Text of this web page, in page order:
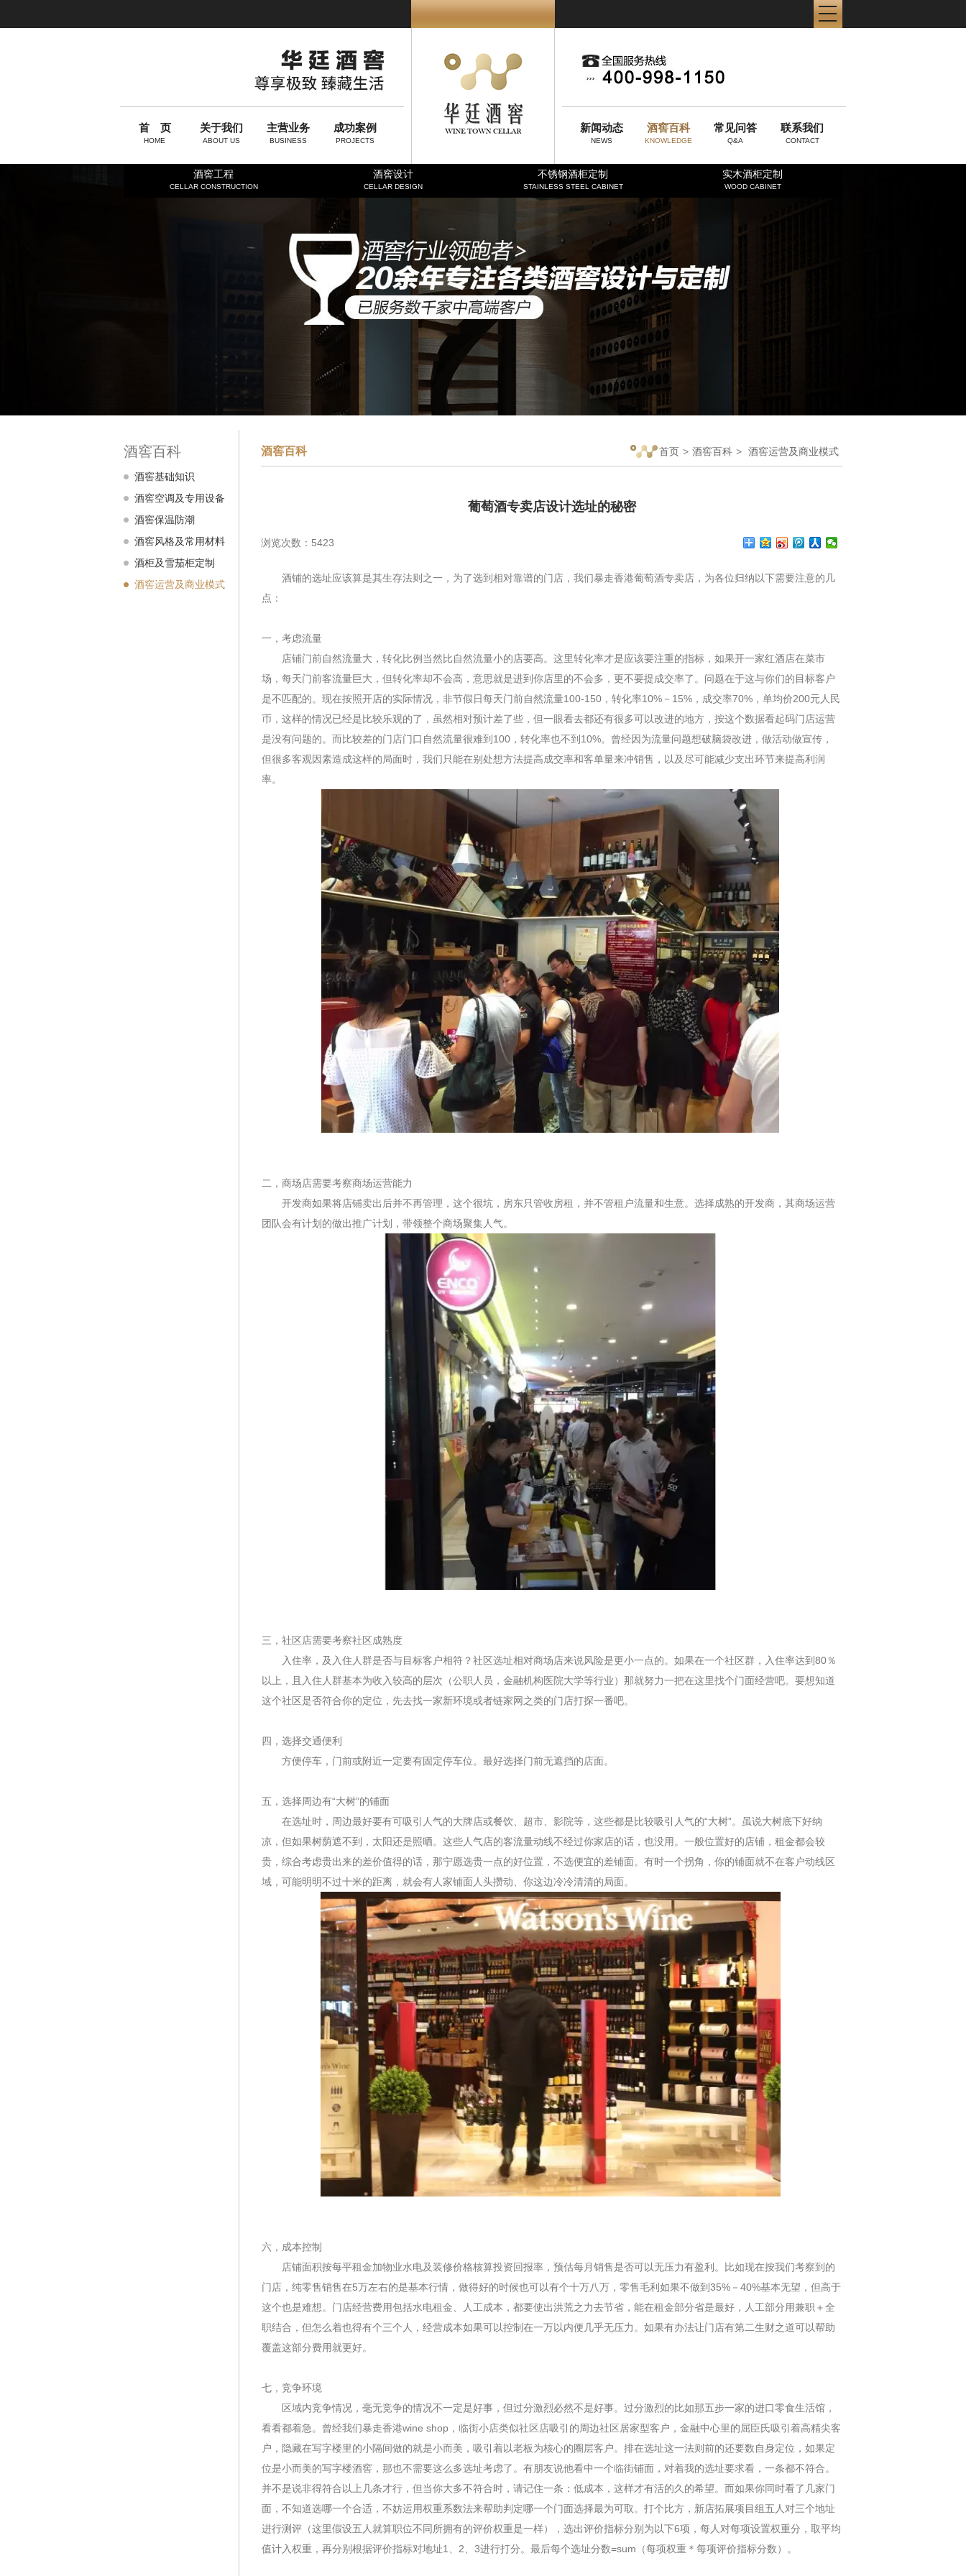
首 页
HOME
关于我们
ABOUT US
主营业务
BUSINESS
成功案例
PROJECTS
新闻动态
NEWS
酒窖百科
KNOWLEDGE
常见问答
Q&A
联系我们
CONTACT
酒窖工程
CELLAR CONSTRUCTION
酒窖设计
CELLAR DESIGN
不锈钢酒柜定制
STAINLESS STEEL CABINET
实木酒柜定制
WOOD CABINET
酒窖百科
酒窖基础知识
酒窖空调及专用设备
酒窖保温防潮
酒窖风格及常用材料
酒柜及雪茄柜定制
酒窖运营及商业模式
酒窖百科 首页 > 酒窖百科 > 酒窖运营及商业模式
葡萄酒专卖店设计选址的秘密
浏览次数：5423
酒铺的选址应该算是其生存法则之一，为了选到相对靠谱的门店，我们暴走香港葡萄酒专卖店，为各位归纳以下需要注意的几
点：
一，考虑流量
店铺门前自然流量大，转化比例当然比自然流量小的店要高。这里转化率才是应该要注重的指标，如果开一家红酒店在菜市
场，每天门前客流量巨大，但转化率却不会高，意思就是进到你店里的不会多，更不要提成交率了。问题在于这与你们的目标客户
是不匹配的。现在按照开店的实际情况，非节假日每天门前自然流量100-150，转化率10%－15%，成交率70%，单均价200元人民
币，这样的情况已经是比较乐观的了，虽然相对预计差了些，但一眼看去都还有很多可以改进的地方，按这个数据看起码门店运营
是没有问题的。而比较差的门店门口自然流量很难到100，转化率也不到10%。曾经因为流量问题想破脑袋改进，做活动做宣传，
但很多客观因素造成这样的局面时，我们只能在别处想方法提高成交率和客单量来冲销售，以及尽可能减少支出环节来提高利润
率。
二，商场店需要考察商场运营能力
开发商如果将店铺卖出后并不再管理，这个很坑，房东只管收房租，并不管租户流量和生意。选择成熟的开发商，其商场运营
团队会有计划的做出推广计划，带领整个商场聚集人气。
三，社区店需要考察社区成熟度
入住率，及入住人群是否与目标客户相符？社区选址相对商场店来说风险是更小一点的。如果在一个社区群，入住率达到80％
以上，且入住人群基本为收入较高的层次（公职人员，金融机构医院大学等行业）那就努力一把在这里找个门面经营吧。要想知道
这个社区是否符合你的定位，先去找一家新环境或者链家网之类的门店打探一番吧。
四，选择交通便利
方便停车，门前或附近一定要有固定停车位。最好选择门前无遮挡的店面。
五，选择周边有“大树”的铺面
在选址时，周边最好要有可吸引人气的大牌店或餐饮、超市、影院等，这些都是比较吸引人气的“大树”。虽说大树底下好纳
凉，但如果树荫遮不到，太阳还是照晒。这些人气店的客流量动线不经过你家店的话，也没用。一般位置好的店铺，租金都会较
贵，综合考虑贵出来的差价值得的话，那宁愿选贵一点的好位置，不选便宜的差铺面。有时一个拐角，你的铺面就不在客户动线区
域，可能明明不过十米的距离，就会有人家铺面人头攒动、你这边冷冷清清的局面。
六，成本控制
店铺面积按每平租金加物业水电及装修价格核算投资回报率，预估每月销售是否可以无压力有盈利。比如现在按我们考察到的
门店，纯零售销售在5万左右的是基本行情，做得好的时候也可以有个十万八万，零售毛利如果不做到35%－40%基本无望，但高于
这个也是难想。门店经营费用包括水电租金、人工成本，都要使出洪荒之力去节省，能在租金部分省是最好，人工部分用兼职＋全
职结合，但怎么着也得有个三个人，经营成本如果可以控制在一万以内便几乎无压力。如果有办法让门店有第二生财之道可以帮助
覆盖这部分费用就更好。
七，竞争环境
区域内竞争情况，毫无竞争的情况不一定是好事，但过分激烈必然不是好事。过分激烈的比如那五步一家的进口零食生活馆，
看看都着急。曾经我们暴走香港wine shop，临街小店类似社区店吸引的周边社区居家型客户，金融中心里的屈臣氏吸引着高精尖客
户，隐藏在写字楼里的小隔间做的就是小而美，吸引着以老板为核心的圈层客户。排在选址这一法则前的还要数自身定位，如果定
位是小而美的写字楼酒窖，那也不需要这么多选址考虑了。有朋友说他看中一个临街铺面，对着我的选址要求看，一条都不符合。
并不是说非得符合以上几条才行，但当你大多不符合时，请记住一条：低成本，这样才有活的久的希望。而如果你同时看了几家门
面，不知道选哪一个合适，不妨运用权重系数法来帮助判定哪一个门面选择最为可取。打个比方，新店拓展项目组五人对三个地址
进行测评（这里假设五人就算职位不同所拥有的评价权重是一样），选出评价指标分别为以下6项，每人对每项设置权重分，取平均
值计入权重，再分别根据评价指标对地址1、2、3进行打分。最后每个选址分数=sum（每项权重＊每项评价指标分数）。